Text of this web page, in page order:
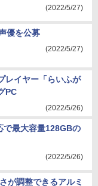
(2022/5/27)
優を公募
(2022/5/27)
レイヤー「らいふが
PC
(2022/5/26)
で最大容量128GBの
(2022/5/26)
が調整できるアルミ